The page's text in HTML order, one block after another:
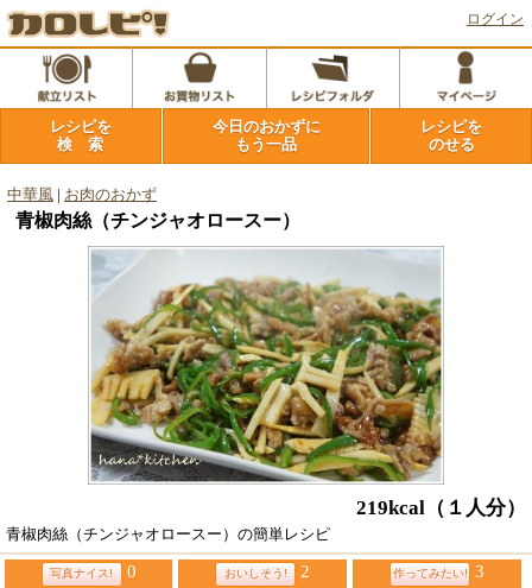
ログイン
レシピを
検 索
今日のおかずに
もう一品
レシピを
のせる
中華風 お肉のおかず
青椒肉絲（チンジャオロースー）
219kcal （１人分）
青椒肉絲（チンジャオロースー）の簡単レシピ
写真ナイス! 0 おいしそう! 2 作ってみたい! 3